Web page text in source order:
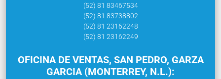
(52) 81 83467534
(52) 81 83738802
(52) 81 23162248
(52) 81 23162249
OFICINA DE VENTAS, SAN PEDRO, GARZA
GARCIA (MONTERREY, N.L.):